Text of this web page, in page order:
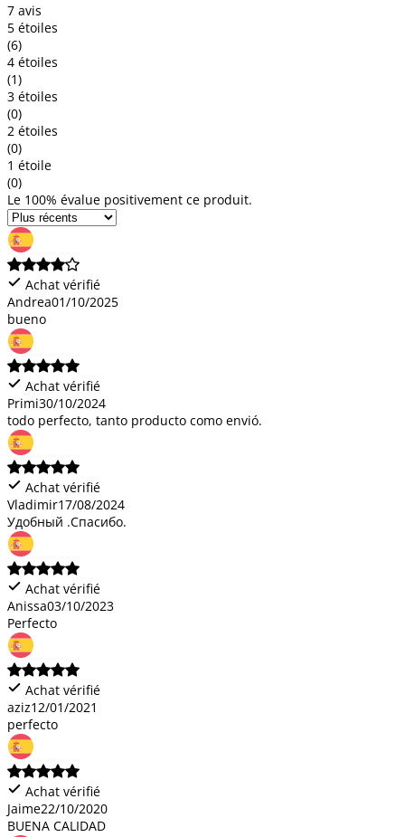
7 avis
5 étoiles
(6)
4 étoiles
(1)
3 étoiles
(0)
2 étoiles
(0)
1 étoile
(0)
Le 100% évalue positivement ce produit.
Achat vérifié
Andrea01/10/2025
bueno
Achat vérifié
Primi30/10/2024
todo perfecto, tanto producto como envió.
Achat vérifié
Vladimir17/08/2024
Удобный .Спасибо.
Achat vérifié
Anissa03/10/2023
Perfecto
Achat vérifié
aziz12/01/2021
perfecto
Achat vérifié
Jaime22/10/2020
BUENA CALIDAD